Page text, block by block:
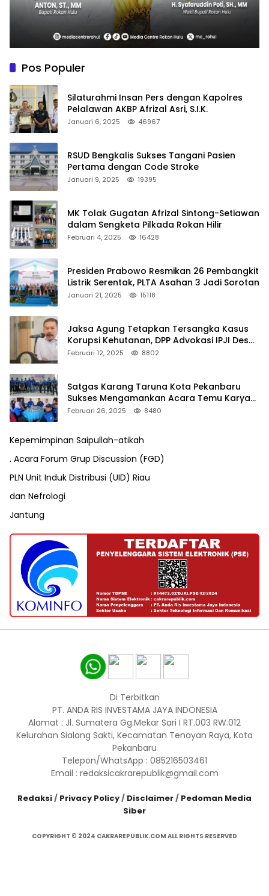
Pos Populer
Silaturahmi Insan Pers dengan Kapolres
Pelalawan AKBP Afrizal Asri, S.I.K.
Januari 6, 2025 46967
RSUD Bengkalis Sukses Tangani Pasien
Pertama dengan Code Stroke
Januari 9, 2025 19395
MK Tolak Gugatan Afrizal Sintong-Setiawan
dalam Sengketa Pilkada Rokan Hilir
Februari 4, 2025 16428
Presiden Prabowo Resmikan 26 Pembangkit
Listrik Serentak, PLTA Asahan 3 Jadi Sorotan
Januari 21, 2025 15118
Jaksa Agung Tetapkan Tersangka Kasus
Korupsi Kehutanan, DPP Advokasi IPJI Desak
Pengusutan Pajak RAPP
Februari 12, 2025 8802
Satgas Karang Taruna Kota Pekanbaru
Sukses Mengamankan Acara Temu Karya
VII Karang Taruna Pekanbaru
Februari 26, 2025 8480
Kepemimpinan Saipullah-atikah
. Acara Forum Grup Discussion (FGD)
PLN Unit Induk Distribusi (UID) Riau
dan Nefrologi
Jantung
Di Terbitkan
PT. ANDA RIS INVESTAMA JAYA INDONESIA
Alamat : Jl. Sumatera Gg.Mekar Sari I RT.003 RW.012
Kelurahan Sialang Sakti, Kecamatan Tenayan Raya, Kota
Pekanbaru
Telepon/WhatsApp : 085216503461
Email : redaksicakrarepublik@gmail.com
Redaksi/ Privacy Policy/ Disclaimer/ Pedoman Media
Siber
COPYRIGHT © 2024 CAKRAREPUBLIK.COM ALL RIGHTS RESERVED